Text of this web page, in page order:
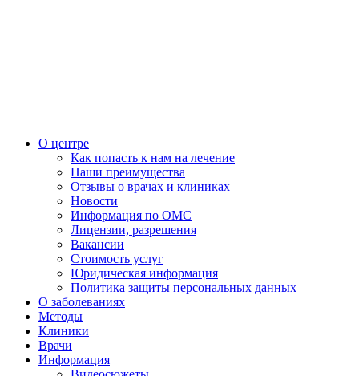
О центре
Как попасть к нам на лечение
Наши преимущества
Отзывы о врачах и клиниках
Новости
Информация по ОМС
Лицензии, разрешения
Вакансии
Стоимость услуг
Юридическая информация
Политика защиты персональных данных
О заболеваниях
Методы
Клиники
Врачи
Информация